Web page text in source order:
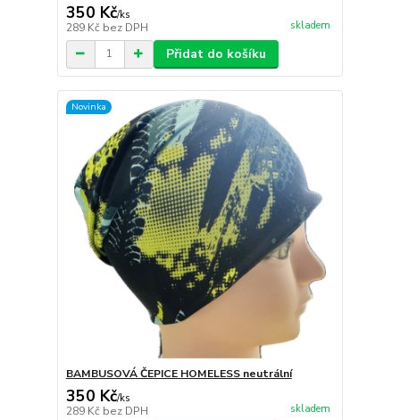
350 Kč/ks
289 Kč bez DPH skladem
Přidat do košíku
Novinka
BAMBUSOVÁ ČEPICE HOMELESS neutrální
350 Kč/ks
289 Kč bez DPH skladem